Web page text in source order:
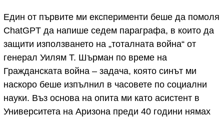
Един от първите ми експерименти беше да помоля
ChatGPT да напише седем параграфа, в които да
защити използването на „тоталната война“ от
генерал Уилям Т. Шърман по време на
Гражданската война – задача, която синът ми
наскоро беше изпълнил в часовете по социални
науки. Въз основа на опита ми като асистент в
Университета на Аризона преди 40 години нямах